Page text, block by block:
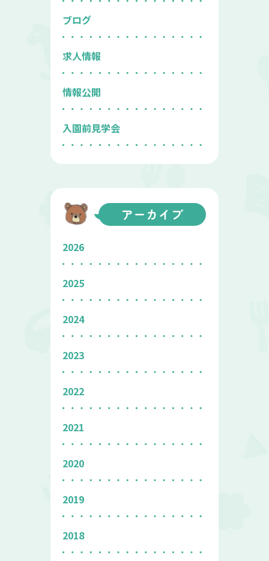
ブログ
求人情報
情報公開
入園前見学会
アーカイブ
2026
2025
2024
2023
2022
2021
2020
2019
2018